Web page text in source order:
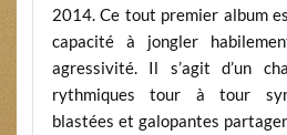
2014. Ce tout premier album
capacité à jongler
agressivité. Il s’agit d’un
rythmiques tour à tour
blastées et galopantes